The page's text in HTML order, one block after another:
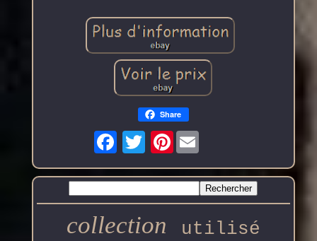
Share
Pinterest
collection utilisé